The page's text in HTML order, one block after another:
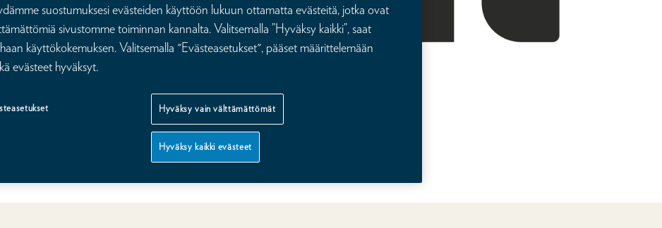
saat
lääkärissä
000 € korvaussumma – myös pariturvaan.
suostumuksesi evästeiden käyttöön lukuun ottamatta evästeitä, jotka ovat
sivustomme toiminnan kannalta. Valitsemalla ”Hyväksy kaikki”, saat
käyttökokemuksen. Valitsemalla "Evästeasetukset", pääset määrittelemään
evästeet hyväksyt.
Hyväksy vain välttämättömät
Hyväksy kaikki evästeet